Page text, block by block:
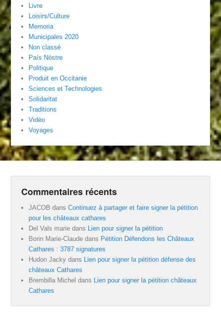
Livre
Loisirs/Culture
Memoria
Municipales 2020
Non classé
País Nòstre
Politique
Produit en Occitanie
Sciences et Technologies
Solidaritat
Traditions
Vidéo
Voyages
Commentaires récents
JACOB dansContinuez à partager et faire signer la pétition
pour les châteaux cathares
Del Vals marie dans
Lien pour signer la pétition
Borin Marie-Claude dans Pétition Défendons les Châteaux
Cathares : 3787 signatures
Hudon Jacky dans
Lien pour signer la pétition défense des
châteaux Cathares
Brembilla Michel dans
Lien pour signer la pétition châteaux
Cathares